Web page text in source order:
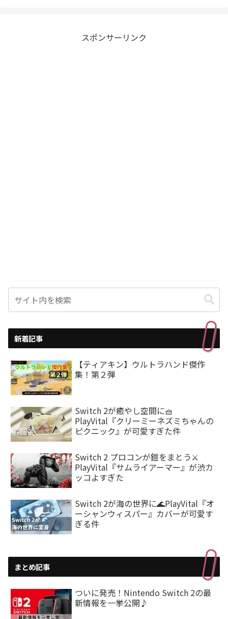
スポンサーリンク
新着記事
【ティアキン】ウルトラハンド傑作
集！第２弾
Switch 2が癒やし空間に🧺
PlayVital『クリーミーネズミちゃんの
ピクニック』が可愛すぎた件
Switch 2 プロコンが鎧をまとう⚔️
PlayVital『サムライアーマー』が渋カ
ッコよすぎた
Switch 2が海の世界に🌊PlayVital『オ
ーシャンウィスパー』カバーが可愛す
ぎる件
まとめ記事
ついに発売！Nintendo Switch 2の最
新情報を一挙公開♪